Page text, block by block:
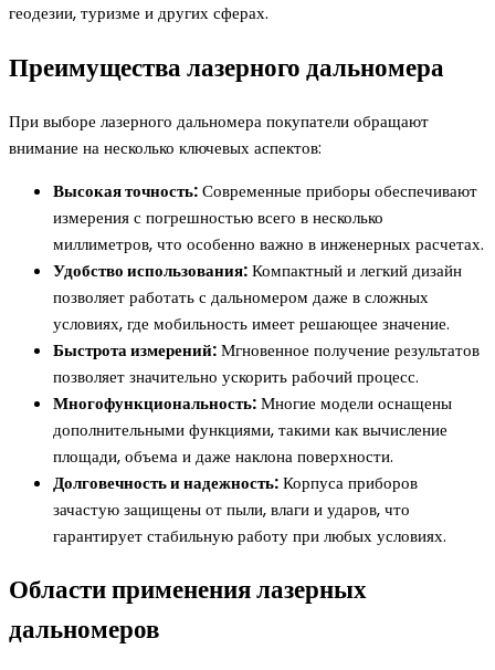
геодезии, туризме и других сферах.
Преимущества лазерного дальномера
При выборе лазерного дальномера покупатели обращают
внимание на несколько ключевых аспектов:
Высокая точность:Современные приборы обеспечивают
измерения с погрешностью всего в несколько
миллиметров, что особенно важно в инженерных расчетах.
Удобство использования:Компактный и легкий дизайн
позволяет работать с дальномером даже в сложных
условиях, где мобильность имеет решающее значение.
Быстрота измерений:Мгновенное получение результатов
позволяет значительно ускорить рабочий процесс.
Многофункциональность:Многие модели оснащены
дополнительными функциями, такими как вычисление
площади, объема и даже наклона поверхности.
Долговечность и надежность:Корпуса приборов
зачастую защищены от пыли, влаги и ударов, что
гарантирует стабильную работу при любых условиях.
Области применения лазерных
дальномеров